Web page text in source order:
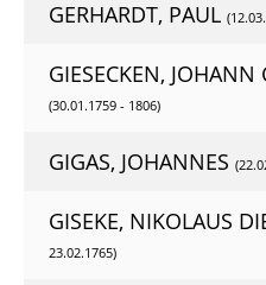
GERHARDT, PAUL
GIESECKEN, JOHANN
(30.01.1759 - 1806)
GIGAS, JOHANNES
GISEKE, NIKOLAUS
23.02.1765)